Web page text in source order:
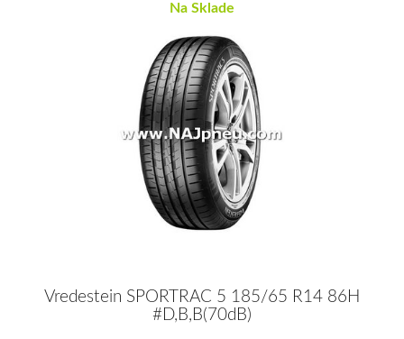
Na Sklade
Vredestein SPORTRAC 5 185/65 R14 86H
#D,B,B(70dB)